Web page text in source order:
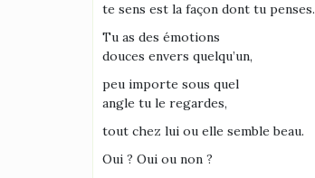
te sens est la façon dont tu penses.
Tu as des émotions
douces envers quelqu’un,
peu importe sous quel
angle tu le regardes,
tout chez lui ou elle semble beau.
Oui ? Oui ou non ?